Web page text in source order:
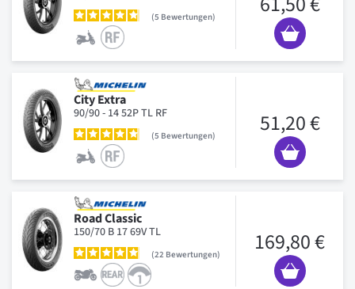
5 Bewertungen
City Extra
90/90 - 14 52P TL RF
5 Bewertungen 51,20 €
Road Classic
150/70 B 17 69V TL
22 Bewertungen 169,80 €